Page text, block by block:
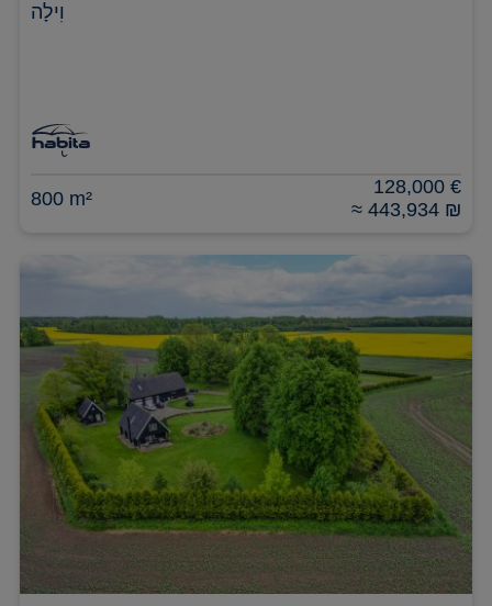
וִילָה
800 m²
128,000 €
≈ 443,934 ₪